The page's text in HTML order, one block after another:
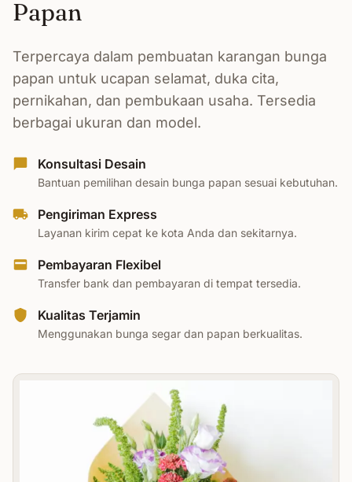
Papan
Terpercaya dalam pembuatan karangan bunga
papan untuk ucapan selamat, duka cita,
pernikahan, dan pembukaan usaha. Tersedia
berbagai ukuran dan model.
Konsultasi Desain
Bantuan pemilihan desain bunga papan sesuai kebutuhan.
Pengiriman Express
Layanan kirim cepat ke kota Anda dan sekitarnya.
Pembayaran Flexibel
Transfer bank dan pembayaran di tempat tersedia.
Kualitas Terjamin
Menggunakan bunga segar dan papan berkualitas.